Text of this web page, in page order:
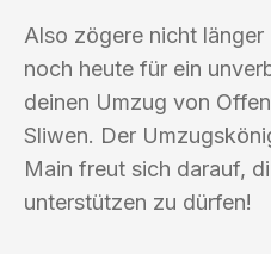
Also zögere nicht länger
noch heute für ein
deinen Umzug von
Sliwen. Der
Main freut sich darauf,
unterstützen zu dürfen!